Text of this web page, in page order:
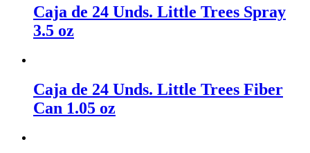
Caja de 24 Unds. Little Trees Spray
3.5 oz
Caja de 24 Unds. Little Trees Fiber
Can 1.05 oz